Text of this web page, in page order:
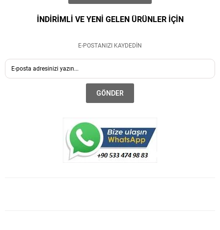
İNDİRİMLİ VE YENİ GELEN ÜRÜNLER İÇİN
E-POSTANIZI KAYDEDİN
GÖNDER